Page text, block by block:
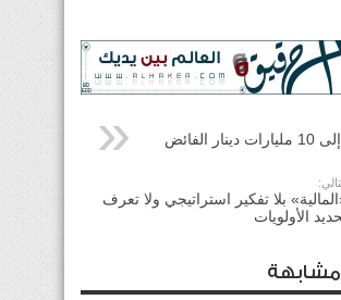
9 مليارات إلى 10 مليارات دينار الفائض
بلا تفكير استراتيجي ولا تعرف
الأولويات
مشابهة